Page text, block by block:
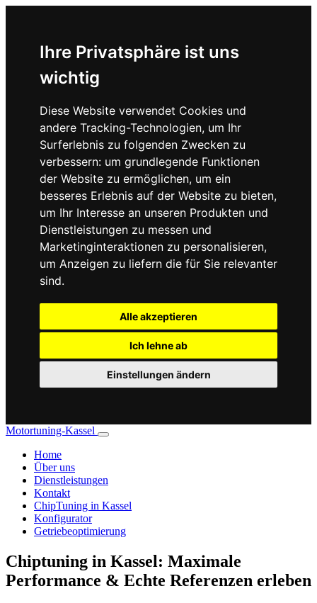
Ihre Privatsphäre ist uns
wichtig
Diese Website verwendet Cookies und
andere Tracking-Technologien, um Ihr
Surferlebnis zu folgenden Zwecken zu
verbessern: um grundlegende Funktionen
der Website zu ermöglichen, um ein
besseres Erlebnis auf der Website zu bieten,
um Ihr Interesse an unseren Produkten und
Dienstleistungen zu messen und
Marketinginteraktionen zu personalisieren,
um Anzeigen zu liefern die für Sie relevanter
sind.
Alle akzeptieren
Ich lehne ab
Einstellungen ändern
Motortuning-Kassel
Home
Über uns
Dienstleistungen
Kontakt
ChipTuning in Kassel
Konfigurator
Getriebeoptimierung
Chiptuning in Kassel: Maximale
Performance & Echte Referenzen erleben